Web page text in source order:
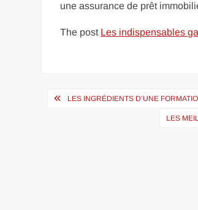
une assurance de prêt
The post Les indispensables
Navigation
LES INGRÉDIENTS D’UNE
LES